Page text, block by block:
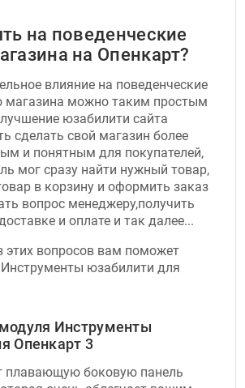
на поведенческие
на Опенкарт?
влияние на поведенческие
магазина можно таким простым
юзабилити сайта
сделать свой магазин более
и понятным для покупателей,
мог сразу найти нужный товар,
в корзину и оформить заказ
вопрос менеджеру,получить
и оплате и так далее...
этих вопросов вам поможет
юзабилити для
Инструменты
Опенкарт 3
плавающую боковую панель